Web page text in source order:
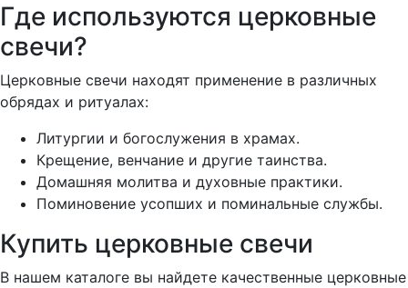
Где используются церковные
свечи?
Церковные свечи находят применение в различных
обрядах и ритуалах:
Литургии и богослужения в храмах.
Крещение, венчание и другие таинства.
Домашняя молитва и духовные практики.
Поминовение усопших и поминальные службы.
Купить церковные свечи
В нашем каталоге вы найдете качественные церковные